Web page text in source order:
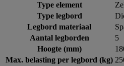
Type element
Type legbord
Legbord materiaal
Aantal legborden
5
Hoogte (mm)
Max. belasting per legbord (kg)